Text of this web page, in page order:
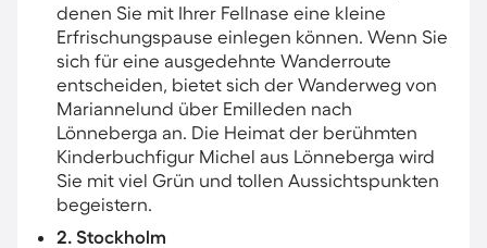
denen Sie mit Ihrer Fellnase eine kleine
Erfrischungspause einlegen können. Wenn Sie
sich für eine ausgedehnte Wanderroute
entscheiden, bietet sich der Wanderweg von
Mariannelund über Emilleden nach
Lönneberga an. Die Heimat der berühmten
Kinderbuchfigur Michel aus Lönneberga wird
Sie mit viel Grün und tollen Aussichtspunkten
begeistern.
2. Stockholm